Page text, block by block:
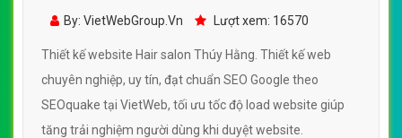
Thúy Hằng đẹp, chuyên nghiệp chuẩn SEO
By: VietWebGroup.Vn Lượt xem: 16570
Thiết kế website Hair salon Thúy Hằng. Thiết kế web
chuyên nghiệp, uy tín, đạt chuẩn SEO Google theo
SEOquake tại VietWeb, tối ưu tốc độ load website giúp
tăng trải nghiệm người dùng khi duyệt website.